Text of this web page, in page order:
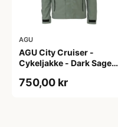
AGU
AGU City Cruiser -
Cykeljakke - Dark Sage -
750,00 kr